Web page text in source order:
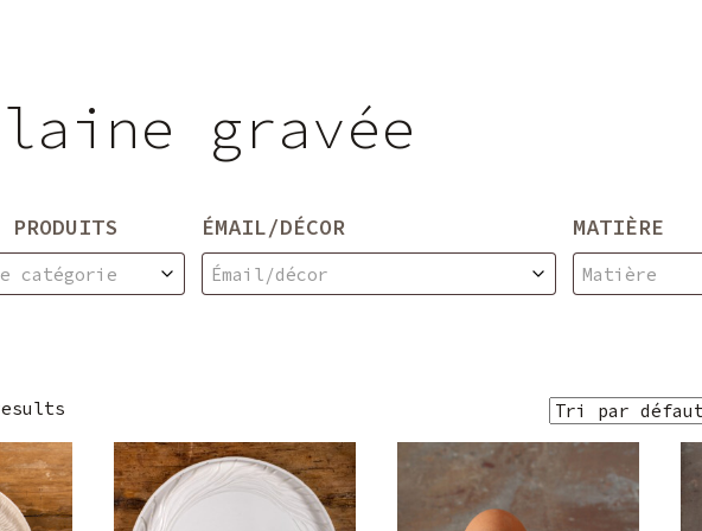
gravée
PRODUITS
catégorie
ÉMAIL/DÉCOR
Émail/décor
MATIÈRE
Matière